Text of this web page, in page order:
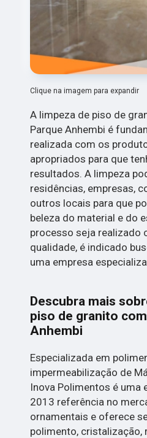
Clique na imagem para expandir
A limpeza de piso de
Parque Anhembi é
realizada com os
apropriados para que
resultados. A limpeza
residências, empresas,
outros locais para que
beleza do material e do
processo seja realizado
qualidade, é indicado
uma empresa
Descubra mais
piso de granito
Anhembi
Especializada em
impermeabilização de
Inova Polimentos é uma
2013 referência no
ornamentais e oferece
polimento, cristalização,